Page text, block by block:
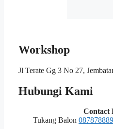
Workshop
Jl Terate Gg 3 No 27,
Hubungi Kami
Contact
Tukang Balon